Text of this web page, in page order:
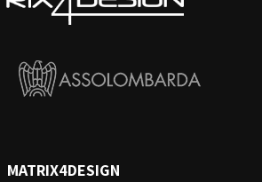
MATRIX4DESIGN